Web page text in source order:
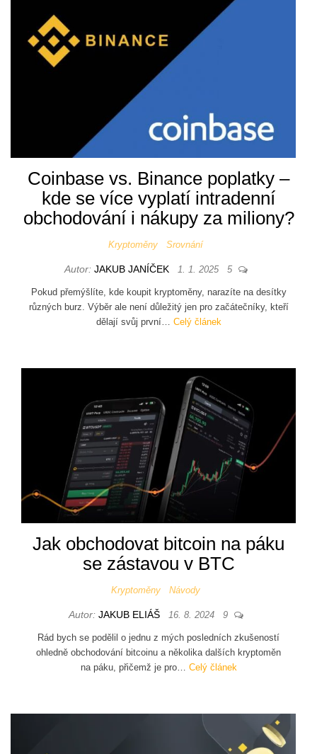
Coinbase vs. Binance poplatky –
kde se více vyplatí intradenní
obchodování i nákupy za miliony?
Kryptoměny Srovnání
Autor: JAKUB JANÍČEK 1. 1. 2025 5
Pokud přemýšlíte, kde koupit kryptoměny, narazíte na desítky
různých burz. Výběr ale není důležitý jen pro začátečníky, kteří
dělají svůj první… Celý článek
Jak obchodovat bitcoin na páku
se zástavou v BTC
Kryptoměny Návody
Autor: JAKUB ELIÁŠ 16. 8. 2024 9
Rád bych se podělil o jednu z mých posledních zkušeností
ohledně obchodování bitcoinu a několika dalších kryptoměn
na páku, přičemž je pro… Celý článek